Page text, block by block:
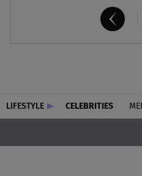
LIFESTYLE CELEBRITIES